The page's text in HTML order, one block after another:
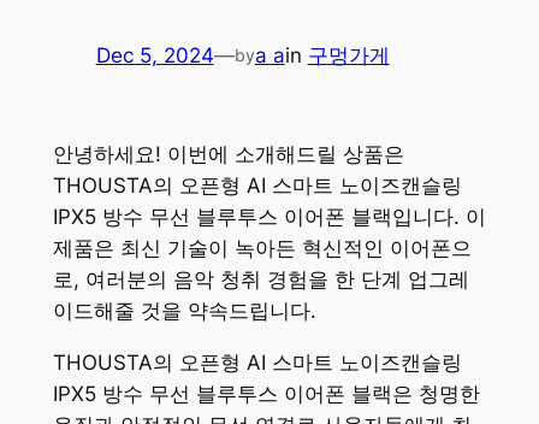
Dec 5, 2024—bya ain 구멍가게
안녕하세요! 이번에 소개해드릴 상품은
THOUSTA의 오픈형 AI 스마트 노이즈캔슬링
IPX5 방수 무선 블루투스 이어폰 블랙입니다. 이
제품은 최신 기술이 녹아든 혁신적인 이어폰으
로, 여러분의 음악 청취 경험을 한 단계 업그레
이드해줄 것을 약속드립니다.
THOUSTA의 오픈형 AI 스마트 노이즈캔슬링
IPX5 방수 무선 블루투스 이어폰 블랙은 청명한